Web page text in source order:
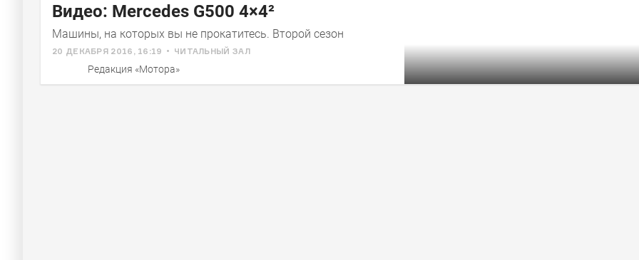
Видео: Mercedes G500 4×4²
Машины, на которых вы не прокатитесь. Второй сезон
20 ДЕКАБРЯ 2016, 16:19 ЧИТАЛЬНЫЙ ЗАЛ
Редакция «Мотора»